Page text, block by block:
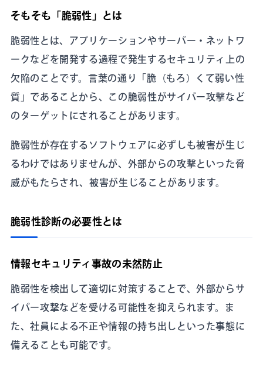
そもそも「脆弱性」とは
脆弱性とは、アプリケーションやサーバー・ネットワ
ークなどを開発する過程で発生するセキュリティ上の
欠陥のことです。言葉の通り「脆（もろ）くて弱い性
質」であることから、この脆弱性がサイバー攻撃など
のターゲットにされることがあります。
脆弱性が存在するソフトウェアに必ずしも被害が生じ
るわけではありませんが、外部からの攻撃といった脅
威がもたらされ、被害が生じることがあります。
脆弱性診断の必要性とは
情報セキュリティ事故の未然防止
脆弱性を検出して適切に対策することで、外部からサ
イバー攻撃などを受ける可能性を抑えられます。ま
た、社員による不正や情報の持ち出しといった事態に
備えることも可能です。